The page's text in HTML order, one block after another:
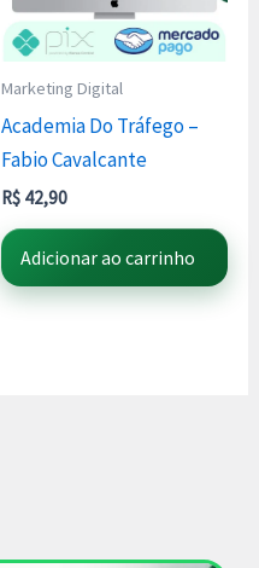
Marketing Digital
Academia Do Tráfego –
Fabio Cavalcante
R$ 42,90
Adicionar ao carrinho